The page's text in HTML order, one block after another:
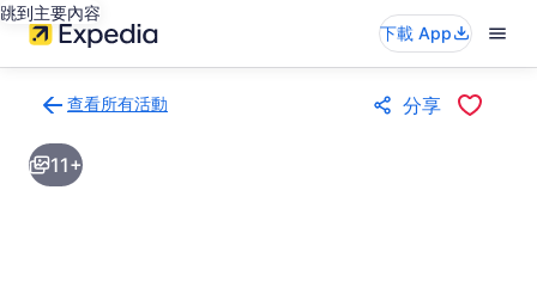
跳到主要內容
下載 App
查看所有活動
回
活
動
分享
11+